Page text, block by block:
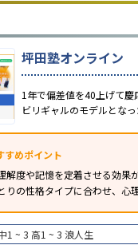
坪田塾オンライン
1年で偏差値を40上げて慶
ビリギャルのモデルとな
すめポイント
解度や記憶を定着させる効果
りの性格タイプに合わせ、心
1 ~ 3 高1 ~ 3 浪人生